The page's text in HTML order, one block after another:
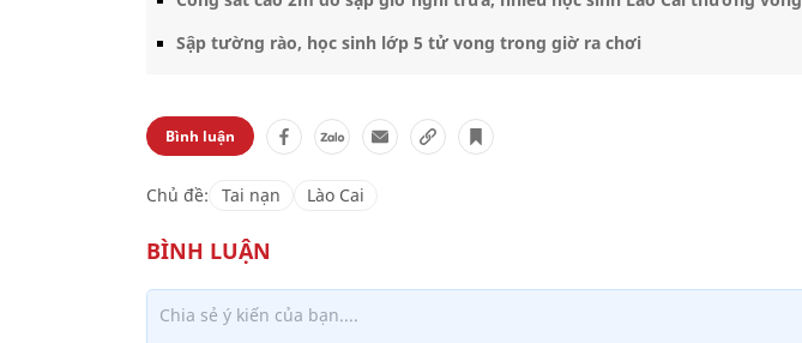
Sập tường rào, học sinh lớp 5 tử vong trong giờ ra chơi
Bình luận
Chủ đề: Tai nạn Lào Cai